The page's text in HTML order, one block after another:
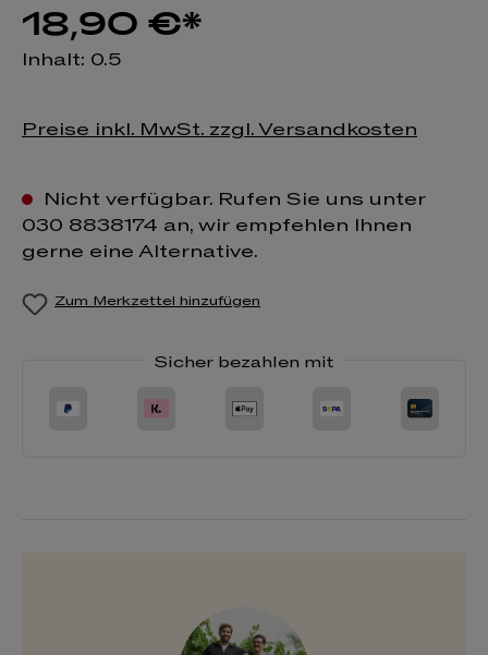
18,90 €*
Inhalt: 0.5
Preise inkl. MwSt. zzgl. Versandkosten
Nicht verfügbar. Rufen Sie uns unter
030 8838174 an, wir empfehlen Ihnen
gerne eine Alternative.
Zum Merkzettel hinzufügen
Sicher bezahlen mit